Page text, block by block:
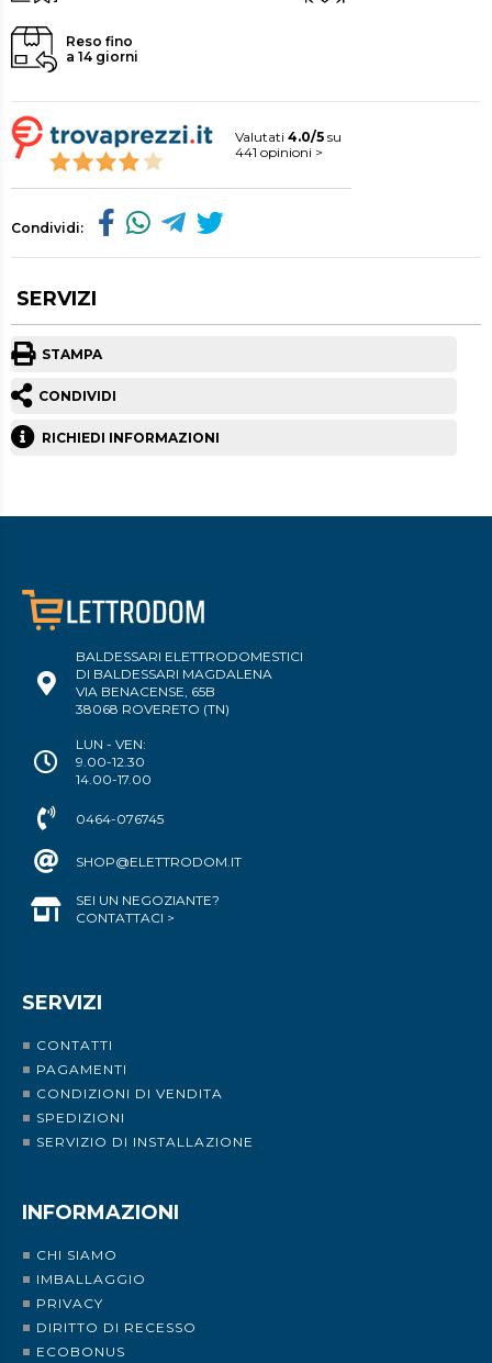
Reso fino
a 14 giorni
Valutati 4.0/5 su
441 opinioni >
Condividi:
SERVIZI
STAMPA
CONDIVIDI
RICHIEDI INFORMAZIONI
BALDESSARI ELETTRODOMESTICI
DI BALDESSARI MAGDALENA
VIA BENACENSE, 65B
38068 ROVERETO (TN)
LUN - VEN:
9.00-12.30
14.00-17.00
0464-076745
SHOP@ELETTRODOM.IT
SEI UN NEGOZIANTE?
CONTATTACI >
SERVIZI
CONTATTI
PAGAMENTI
CONDIZIONI DI VENDITA
SPEDIZIONI
SERVIZIO DI INSTALLAZIONE
INFORMAZIONI
CHI SIAMO
IMBALLAGGIO
PRIVACY
DIRITTO DI RECESSO
ECOBONUS